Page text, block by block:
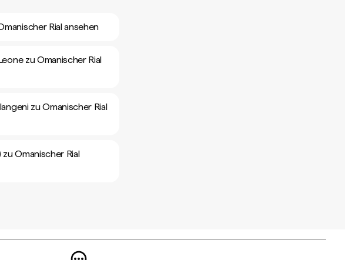
Rial ansehen
zu Omanischer Rial
zu Omanischer Rial
Omanischer Rial